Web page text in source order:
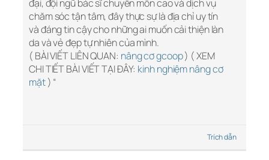
đại, đội ngũ bác sĩ chuyên môn cao và dịch vụ
chăm sóc tận tâm, đây thực sự là địa chỉ uy tín
và đáng tin cậy cho những ai muốn cải thiện làn
da và vẻ đẹp tự nhiên của mình.
( BÀI VIẾT LIÊN QUAN: nâng cơ gcoop) ( XEM
CHI TIẾT BÀI VIẾT TẠI ĐÂY: kinh nghiệm nâng cơ
mặt) “
Trích dẫn